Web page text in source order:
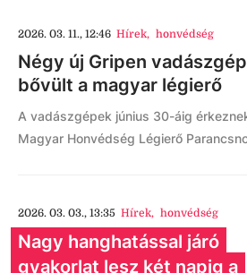
2026. 03. 11., 12:46 Hírek, honvédség
Négy új Gripen
bővült a magyar légierő
A vadászgépek június 30-áig
Magyar Honvédség Légierő
2026. 03. 03., 13:35 Hírek, honvédség
Nagy hanghatással járó
gyakorlat lesz két napig a